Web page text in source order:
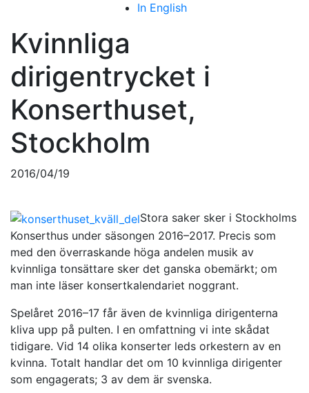
In English
Kvinnliga
dirigentrycket i
Konserthuset,
Stockholm
2016/04/19
Stora saker sker i Stockholms
Konserthus under säsongen 2016–2017. Precis som
med den överraskande höga andelen musik av
kvinnliga tonsättare sker det ganska obemärkt; om
man inte läser konsertkalendariet noggrant.
Spelåret 2016–17 får även de kvinnliga dirigenterna
kliva upp på pulten. I en omfattning vi inte skådat
tidigare. Vid 14 olika konserter leds orkestern av en
kvinna. Totalt handlar det om 10 kvinnliga dirigenter
som engagerats; 3 av dem är svenska.